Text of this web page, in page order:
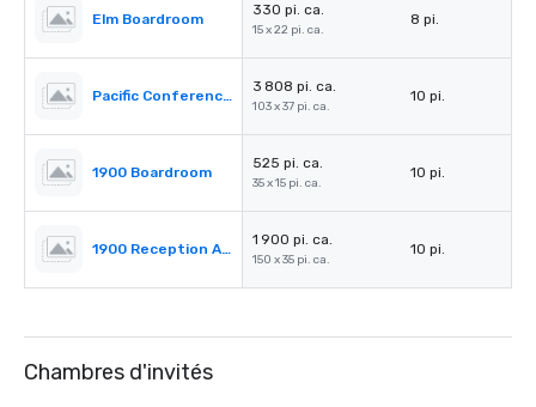
Elm Boardroom
330 pi. ca.
15 x 22 pi. ca.
8 pi.
Pacific Conference Room
3 808 pi. ca.
103 x 37 pi. ca.
10 pi.
1900 Boardroom
525 pi. ca.
35 x 15 pi. ca.
10 pi.
1900 Reception Area
1 900 pi. ca.
150 x 35 pi. ca.
10 pi.
Chambres d'invités